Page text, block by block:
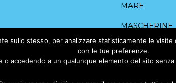
MARE
MASCHERINE
sullo stesso, per analizzare statisticamente le
con le tue preferenze.
accedendo a un qualunque elemento del sito